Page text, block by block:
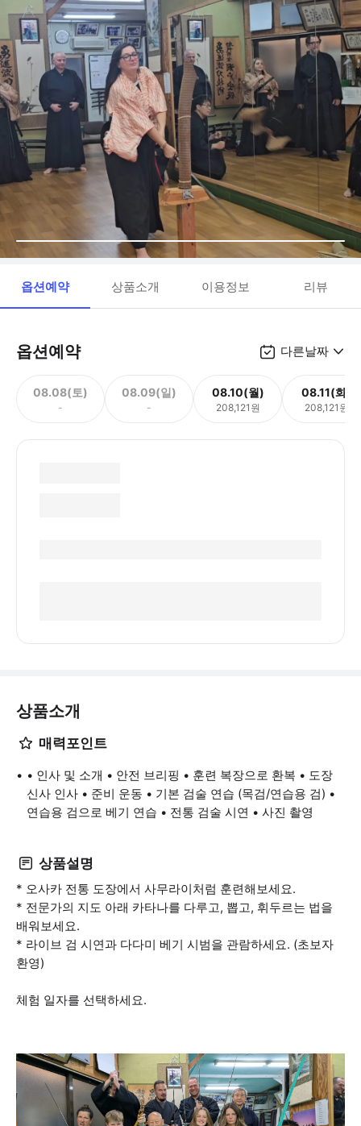
옵션예약 상품소개 이용정보 리뷰
옵션예약 다른날짜
08.08(토)
-
08.09(일)
-
08.10(월)
208,121원
08.11(화)
208,121원
상품소개
매력포인트
• 인사 및 소개 • 안전 브리핑 • 훈련 복장으로 환복 • 도장
신사 인사 • 준비 운동 • 기본 검술 연습 (목검/연습용 검) •
연습용 검으로 베기 연습 • 전통 검술 시연 • 사진 촬영
상품설명
* 오사카 전통 도장에서 사무라이처럼 훈련해보세요.
* 전문가의 지도 아래 카타나를 다루고, 뽑고, 휘두르는 법을
배워보세요.
* 라이브 검 시연과 다다미 베기 시범을 관람하세요. (초보자
환영)
체험 일자를 선택하세요.